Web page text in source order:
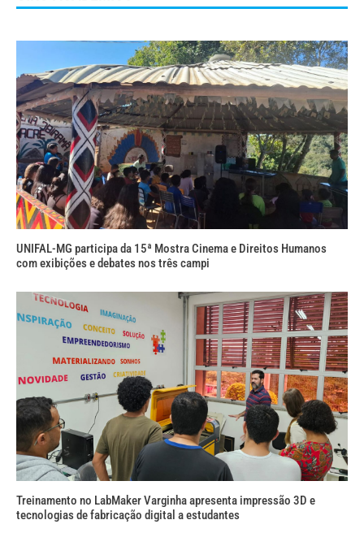
UNIFAL-MG participa da 15ª Mostra Cinema e Direitos Humanos
com exibições e debates nos três campi
Treinamento no LabMaker Varginha apresenta impressão 3D e
tecnologias de fabricação digital a estudantes